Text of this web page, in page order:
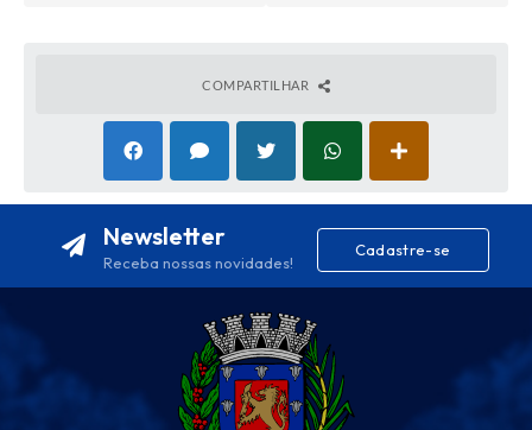
COMPARTILHAR
Newsletter
Receba nossas novidades!
Cadastre-se